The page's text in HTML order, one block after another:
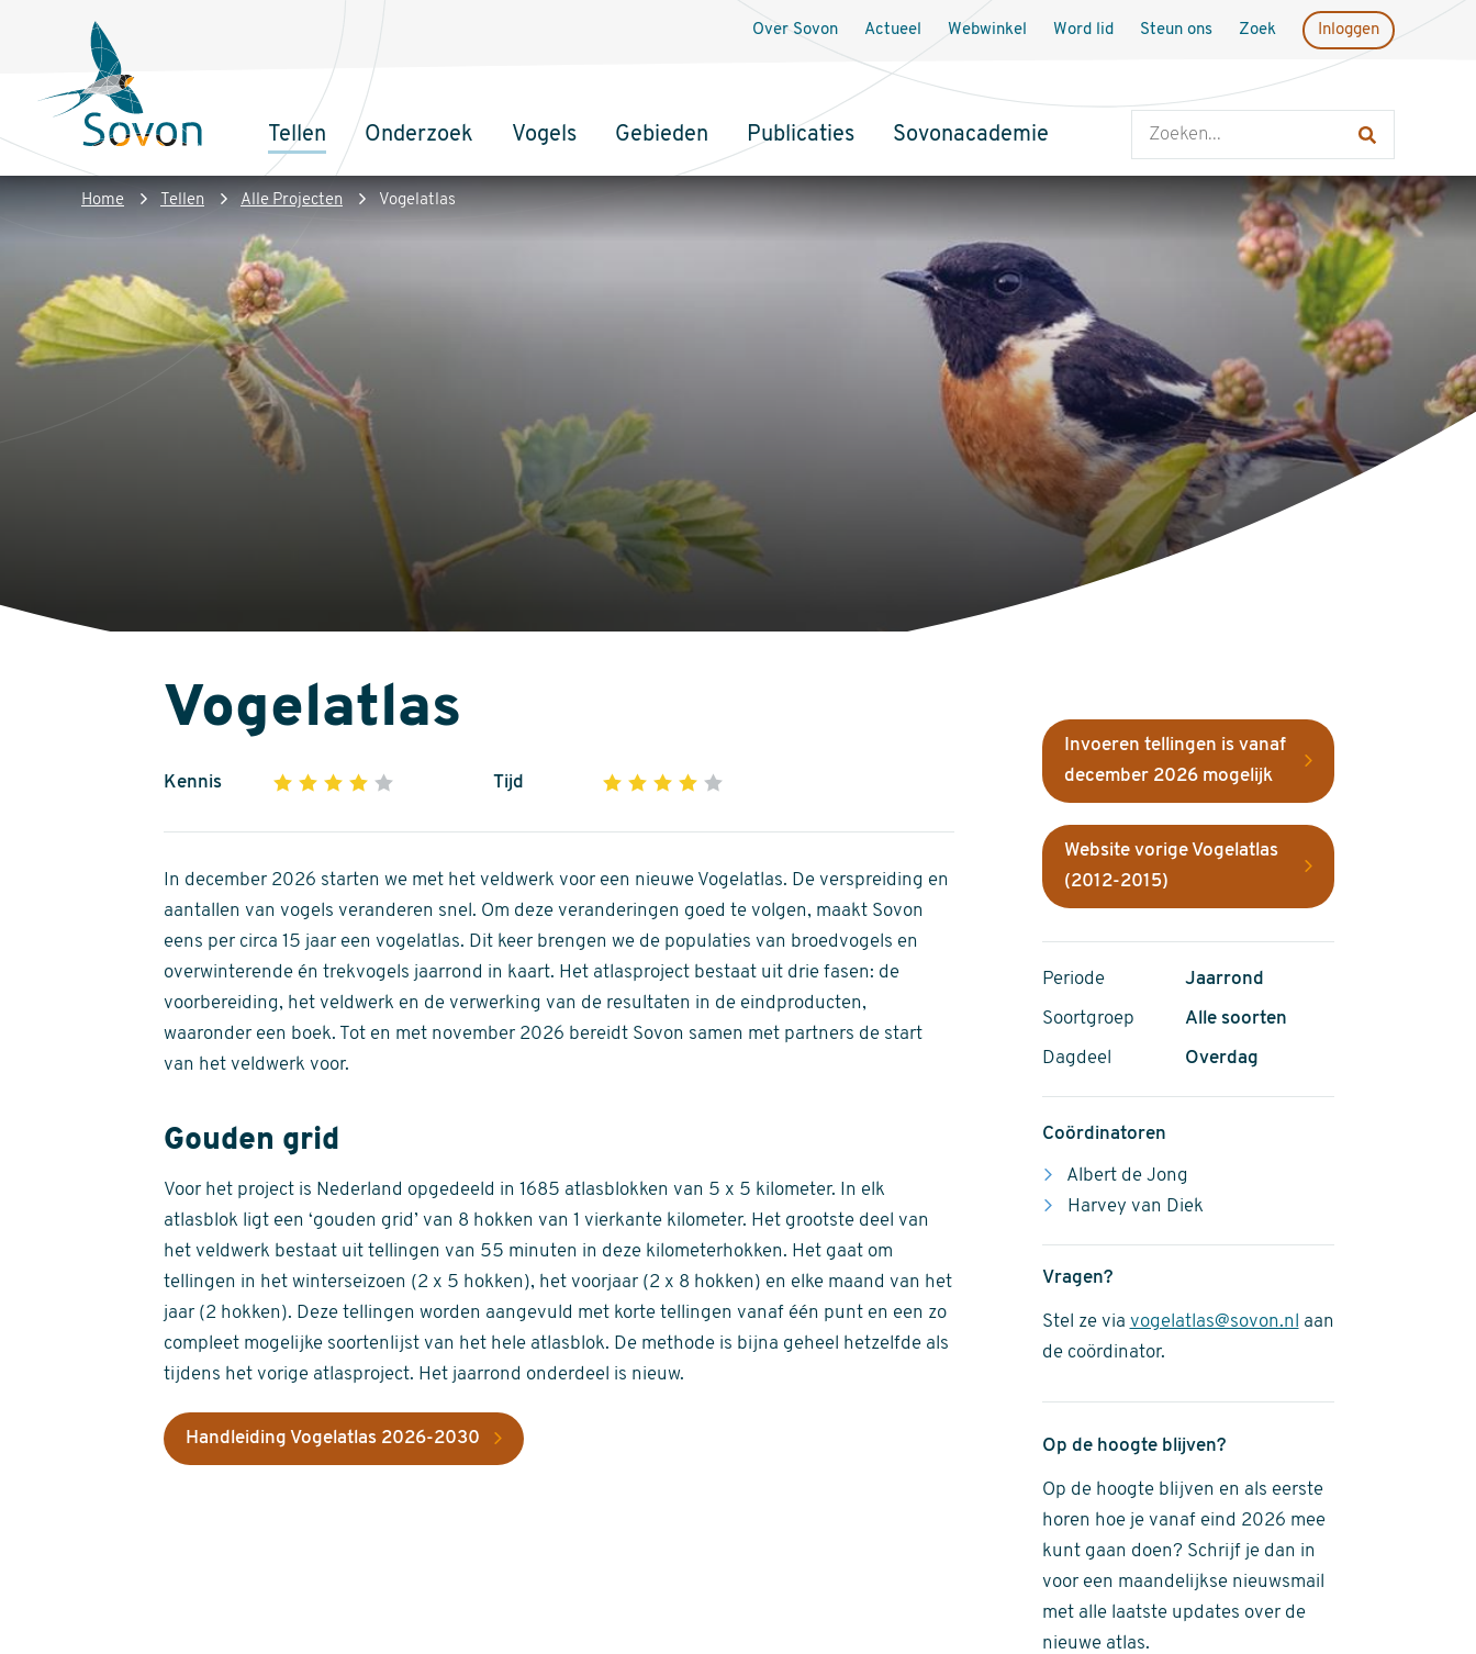
inhoud
Sovon
Homepage
Hoofdnavigatie
Tellen Onderzoek Vogels Gebieden Publicaties Sovonacademie
Over Sovon Actueel Webwinkel Word lid Steun ons Zoek Inloggen
Kruimelpad
Home Tellen Alle Projecten Vogelatlas
Vogelatlas
Kennis 1 2 3 4
of
5
stars
Tijd 1 2 3 4
of
5
stars
In december 2026 starten we met het veldwerk voor een nieuwe Vogelatlas. De verspreiding en
aantallen van vogels veranderen snel. Om deze veranderingen goed te volgen, maakt Sovon
eens per circa 15 jaar een vogelatlas. Dit keer brengen we de populaties van broedvogels en
overwinterende én trekvogels jaarrond in kaart. Het atlasproject bestaat uit drie fasen: de
voorbereiding, het veldwerk en de verwerking van de resultaten in de eindproducten,
waaronder een boek. Tot en met november 2026 bereidt Sovon samen met partners de start
van het veldwerk voor.
Gouden grid
Voor het project is Nederland opgedeeld in 1685 atlasblokken van 5 x 5 kilometer. In elk
atlasblok ligt een ‘gouden grid’ van 8 hokken van 1 vierkante kilometer. Het grootste deel van
het veldwerk bestaat uit tellingen van 55 minuten in deze kilometerhokken. Het gaat om
tellingen in het winterseizoen (2 x 5 hokken), het voorjaar (2 x 8 hokken) en elke maand van het
jaar (2 hokken). Deze tellingen worden aangevuld met korte tellingen vanaf één punt en een zo
compleet mogelijke soortenlijst van het hele atlasblok. De methode is bijna geheel hetzelfde als
tijdens het vorige atlasproject. Het jaarrond onderdeel is nieuw.
Handleiding Vogelatlas 2026-2030
Invoeren tellingen is vanaf
december 2026 mogelijk
Website vorige Vogelatlas
(2012-2015)
Periode Jaarrond
Soortgroep Alle soorten
Dagdeel Overdag
Coördinatoren
Albert de Jong
Harvey van Diek
Vragen?
Stel ze via vogelatlas@sovon.nl
aan
de coördinator.
Op de hoogte blijven?
Op de hoogte blijven en als eerste
horen hoe je vanaf eind 2026 mee
kunt gaan doen? Schrijf je dan in
voor een maandelijkse nieuwsmail
met alle laatste updates over de
nieuwe atlas.